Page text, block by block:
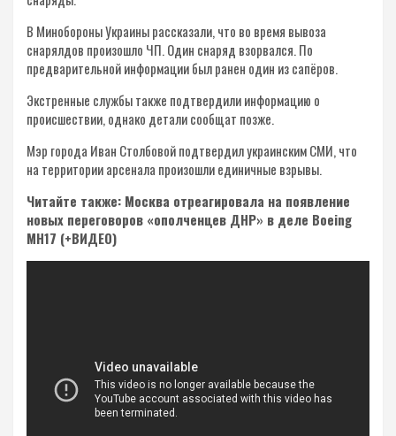
В Минобороны Украины рассказали, что во время вывоза
снарялдов произошло ЧП. Один снаряд взорвался. По
предварительной информации был ранен один из сапёров.
Экстренные службы также подтвердили информацию о
происшествии, однако детали сообщат позже.
Мэр города Иван Столбовой подтвердил украинским СМИ, что
на территории арсенала произошли единичные взрывы.
Читайте также: Москва отреагировала на появление
новых переговоров «ополченцев ДНР» в деле Boeing
МН17 (+ВИДЕО)